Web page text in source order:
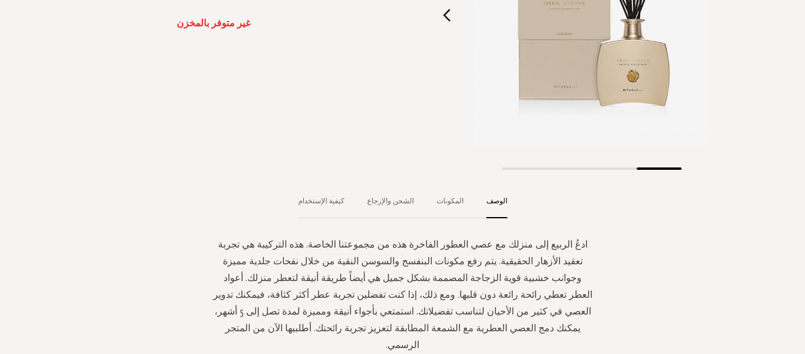
غير متوفر بالمخزن
الوصف
ادعُ الربيع إلى منزلك مع عصي العطور الفاخرة هذه من مجموعتنا الخاصة. هذه التركيبة هي تجربة
تعقيد الأزهار الحقيقية. يتم رفع مكونات البنفسج والسوسن النقية من خلال نفحات جلدية مميزة
وجوانب خشبية قوية الزجاجة المصممة بشكل جميل هي أيضاً طريقة أنيقة لتعطر منزلك. أعواد
العطر تعطي رائحة رائعة دون قلبها. ومع ذلك، إذا كنت تفضلين تجربة عطر أكثر كثافة، فيمكنك تدوير
العصي في كثير من الأحيان لتناسب تفضيلاتك. استمتعي بأجواء أنيقة ومميزة لمدة تصل إلى 5 أشهر،
يمكنك دمج العصي العطرية مع الشمعة المطابقة لتعزيز تجربة رائحتك. أطلبيها الآن من المتجر
الرسمي.
المكونات الشحن والإرجاع كيفية الإستخدام